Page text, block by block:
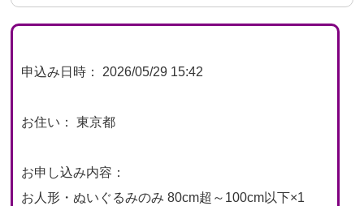
申込み日時： 2026/05/29 15:42
お住い： 東京都
お申し込み内容：
お人形・ぬいぐるみのみ 80cm超～100cm以下×1